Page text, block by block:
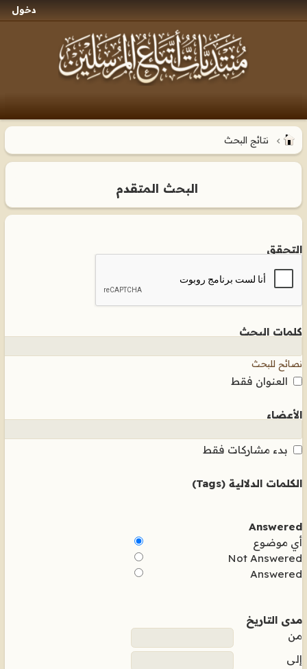
دخول
نتائج البحث
البحث المتقدم
التحقق
كلمات البحث
نصائح للبحث
العنوان فقط
الأعضاء
بدء مشاركات فقط
الكلمات الدلالية (Tags)
Answered
أي موضوع
Not Answered
Answered
مدى التاريخ
من
إلى